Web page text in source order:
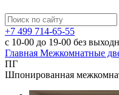
+7 499 714-65-55
с 10-00 до 19-00 без
Главная Межкомнатные
ПГ
Шпонированная